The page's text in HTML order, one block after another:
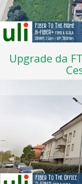
Upgrade da